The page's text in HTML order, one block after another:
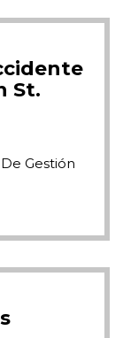
St.
Gestión